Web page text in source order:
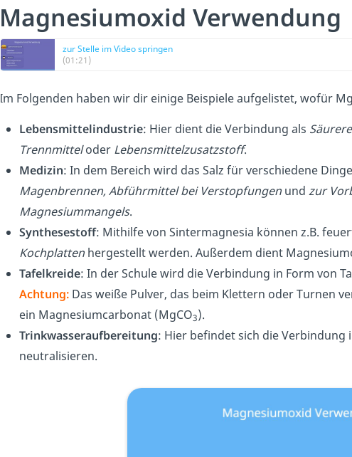
Magnesiumoxid Verwendung
zur Stelle im Video springen
(01:21)
Im Folgenden haben wir dir einige Beispiele aufgelistet, wofür
Lebensmittelindustrie: Hier dient die Verbindung als
Trennmitteloder Lebensmittelzusatzstoff.
Medizin: In dem Bereich wird das Salz für verschiedene
Magenbrennen, Abführmittel bei Verstopfungen und zur
Magnesiummangels.
Synthesestoff: Mithilfe von Sintermagnesia können z.B.
Kochplatten hergestellt werden. Außerdem dient
Tafelkreide: In der Schule wird die Verbindung in Form von
Achtung: Das weiße Pulver, das beim Klettern oder Turnen
ein Magnesiumcarbonat (MgCO3).
Trinkwasseraufbereitung: Hier befindet sich die Verbindung
neutralisieren.